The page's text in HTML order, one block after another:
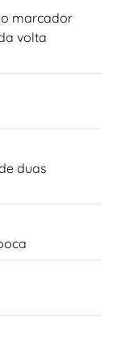
marcador
volta
duas